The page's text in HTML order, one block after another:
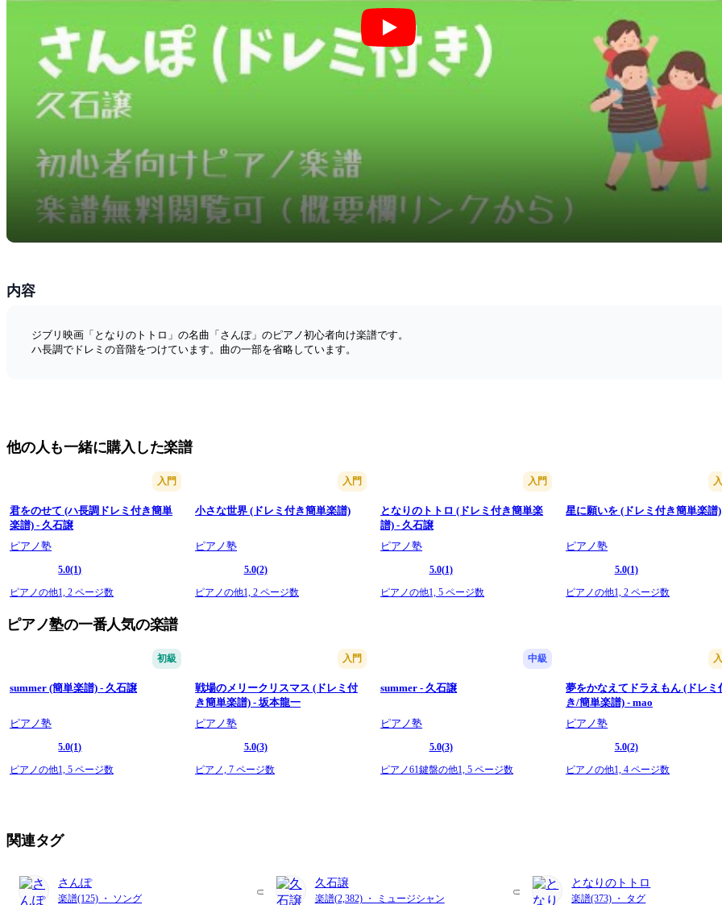
さんぽ (ハ長調ドレミ付き簡単楽譜) - 久石譲
内容
ジブリ映画「となりのトトロ」の名曲「さんぽ」のピアノ初心者向け楽譜です。
ハ長調でドレミの音階をつけています。曲の一部を省略しています。
他の人も一緒に購入した楽譜
入門
君をのせて (ハ長調ドレミ付き簡単
楽譜) - 久石譲
ピアノ塾
5.0(1)
ピアノの他1, 2 ページ数
入門
小さな世界 (ドレミ付き簡単楽譜)
ピアノ塾
5.0(2)
ピアノの他1,2 ページ数
入門
となりのトトロ (ドレミ付き簡単楽
譜) - 久石譲
ピアノ塾
5.0(1)
ピアノの他1,5 ページ数
星に願いを (ドレミ付き簡単楽譜)
ピアノ塾
5.0(1)
ピアノの他1,2 ページ数
ピアノ塾の一番人気の楽譜
初級
summer (簡単楽譜) - 久石譲
ピアノ塾
5.0(1)
ピアノの他1, 5 ページ数
入門
戦場のメリークリスマス (ドレミ付
き簡単楽譜) - 坂本龍一
ピアノ塾
5.0(3)
ピアノ,7 ページ数
中級
summer - 久石譲
ピアノ塾
5.0(3)
ピアノ61鍵盤の他1,5 ページ数
夢をかなえてドラえもん (ドレミ
き/簡単楽譜) - mao
ピアノ塾
5.0(2)
ピアノの他1,4 ページ数
関連タグ
さんぽ
楽譜(125) ・ ソング
久石譲
楽譜(2,382) ・ ミュージシャン
となりのトトロ
楽譜(373) ・ タグ